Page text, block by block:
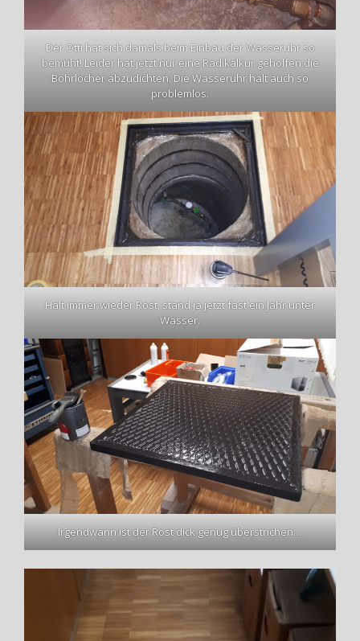
Der Otti hat sich damals beim Einbau der Wasseruhr so
bemüht! Leider hat jetzt nur eine Radikalkur geholfen die
Bohrlöcher abzudichten. Die Wasseruhr hält auch so
problemlos.
Halt immer wieder Rost, stand ja jetzt fast ein Jahr unter
Wasser.
Irgendwann ist der Rost dick genug überstrichen…